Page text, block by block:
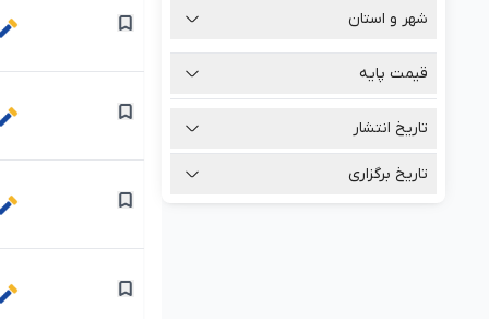
شهر و استان
قیمت پایه
تاریخ انتشار
تاریخ برگزاری